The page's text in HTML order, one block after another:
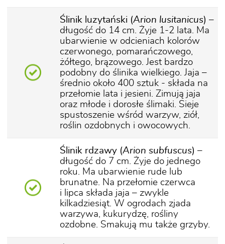
Ślinik luzytański (Arion lusitanicus) –
długość do 14 cm. Żyje 1-2 lata. Ma
ubarwienie w odcieniach kolorów
czerwonego, pomarańczowego,
żółtego, brązowego. Jest bardzo
podobny do ślinika wielkiego. Jaja –
średnio około 400 sztuk - składa na
przełomie lata i jesieni. Zimują jaja
oraz młode i dorosłe ślimaki. Sieje
spustoszenie wśród warzyw, ziół,
roślin ozdobnych i owocowych.
Ślinik rdzawy (Arion subfuscus) –
długość do 7 cm. Żyje do jednego
roku. Ma ubarwienie rude lub
brunatne. Na przełomie czerwca
i lipca składa jaja – zwykle
kilkadziesiąt. W ogrodach zjada
warzywa, kukurydzę, rośliny
ozdobne. Smakują mu także grzyby.